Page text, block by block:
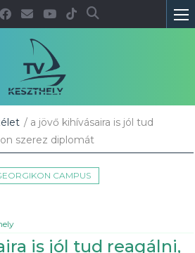
/ a jövő kihívásaira is jól tud
szerez diplomát
CAMPUS
is jól tud reagálni,